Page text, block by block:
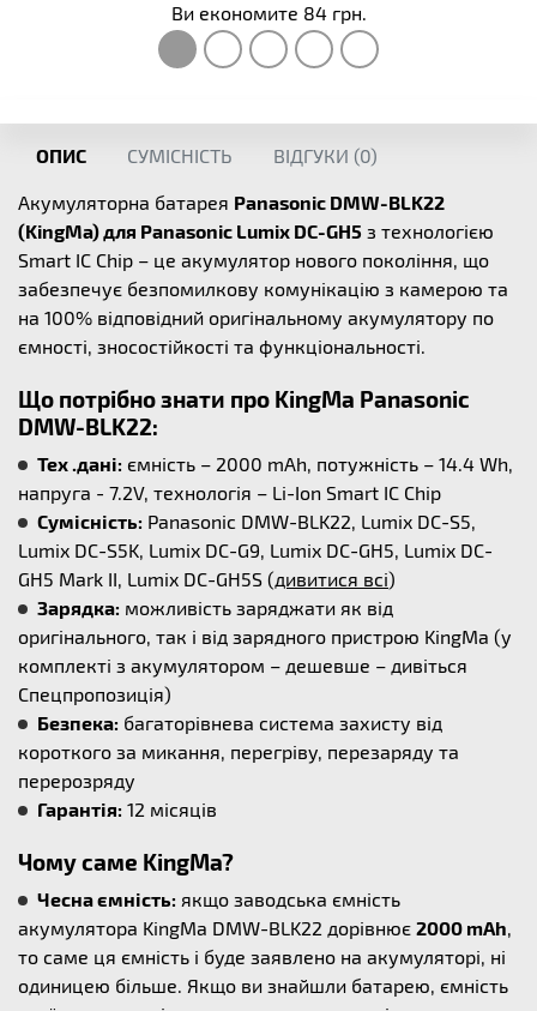
Ви економите 84 грн.
ОПИС СУМІСНІСТЬ ВІДГУКИ (0)
Акумуляторна батарея Panasonic DMW-BLK22
(KingMa) для Panasonic Lumix DC-GH5 з технологією
Smart IC Chip – це акумулятор нового покоління, що
забезпечує безпомилкову комунікацію з камерою та
на 100% відповідний оригінальному акумулятору по
ємності, зносостійкості та функціональності.
Що потрібно знати про KingMa Panasonic
DMW-BLK22:
Тех .дані: ємність – 2000 mAh, потужність – 14.4 Wh,
напруга - 7.2V, технологія – Li-Ion Smart IC Chip
Сумісність: Panasonic DMW-BLK22, Lumix DC-S5,
Lumix DC-S5K, Lumix DC-G9, Lumix DC-GH5, Lumix DC-
GH5 Mark II, Lumix DC-GH5S (дивитися всі)
Зарядка: можливість заряджати як від
оригінального, так і від зарядного пристрою KingMa (у
комплекті з акумулятором – дешевше – дивіться
Спецпропозиція)
Безпека: багаторівнева система захисту від
короткого за микання, перегріву, перезаряду та
перерозряду
Гарантія: 12 місяців
Чому саме KingMa?
Чесна ємність: якщо заводська ємність
акумулятора KingMa DMW-BLK22 дорівнює 2000 mAh,
то саме ця ємність і буде заявлено на акумуляторі, ні
одиницею більше. Якщо ви знайшли батарею, ємність